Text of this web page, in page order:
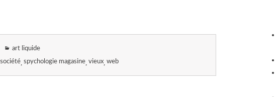
art liquide
société spychologie magasine vieux web